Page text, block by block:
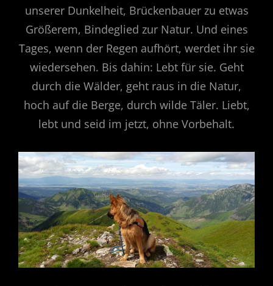
unserer Dunkelheit, Brückenbauer zu etwas
Größerem, Bindeglied zur Natur. Und eines
Tages, wenn der Regen aufhört, werdet ihr sie
wiedersehen. Bis dahin: Lebt für sie. Geht
durch die Wälder, geht raus in die Natur,
hoch auf die Berge, durch wilde Täler. Liebt,
lebt und seid im jetzt, ohne Vorbehalt.